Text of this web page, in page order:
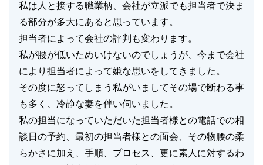
私は人と接する職業柄、会社が立派でも担当者で決ま
る部分が多大にあると思っています。
担当者によって会社の評判も変わります。
私が腰が低いためいけないのでしょうが、今まで会社
により担当者によって嫌な思いをしてきました。
その度に怒ってしまう私がいましてその場で断わる事
も多く、冷静な妻を伴い伺いました。
私の担当になっていただいた担当者様との電話での相
談日の予約、最初の担当者様との面会、その物腰の柔
らかさに加え、手順、プロセス、更に素人に対するわ